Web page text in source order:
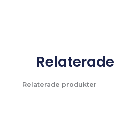
Relaterade produkter